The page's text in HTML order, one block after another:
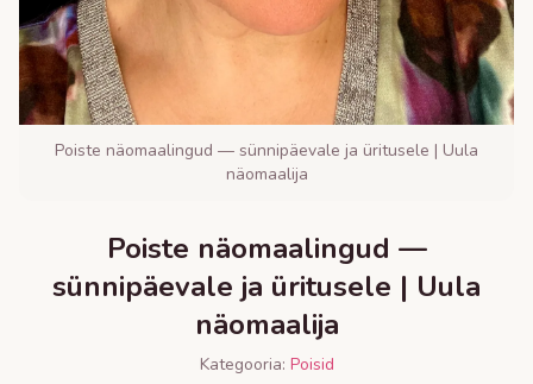
Poiste näomaalingud — sünnipäevale ja üritusele | Uula
näomaalija
Poiste näomaalingud —
sünnipäevale ja üritusele | Uula
näomaalija
Kategooria: Poisid